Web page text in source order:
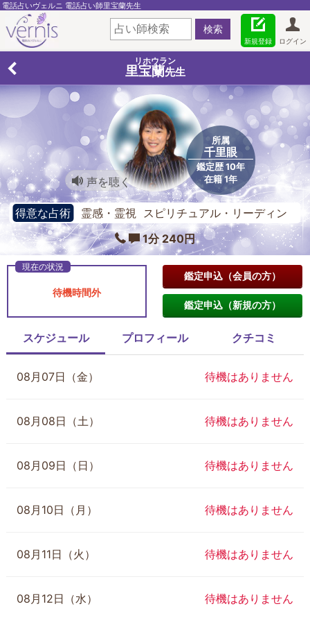
電話占いヴェルニ 電話占い師里宝蘭先生
ログイン
新規登録
リホウラン
里宝蘭先生
所属
千里眼
鑑定歴 10年
在籍 1年
声を聴く
得意な占術
霊感・霊視 スピリチュアル・リーディン
グ エンジェル・タロットカード
1分 240円
待機時間外
鑑定申込（会員の方）
鑑定申込（新規の方）
スケジュール プロフィール クチコミ
08月07日（金） 待機はありません
08月08日（土） 待機はありません
08月09日（日） 待機はありません
08月10日（月） 待機はありません
08月11日（火） 待機はありません
08月12日（水） 待機はありません